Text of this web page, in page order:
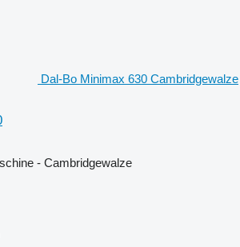
Dal-Bo Minimax 630 Cambridgewalze
- Cambridgewalze